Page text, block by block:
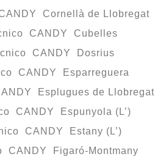
Cornellà de Llobregat
CANDY Cubelles
CANDY Dosrius
CANDY Esparreguera
Esplugues de Llobregat
CANDY Espunyola (L’)
CANDY Estany (L’)
CANDY Figaró-Montmany